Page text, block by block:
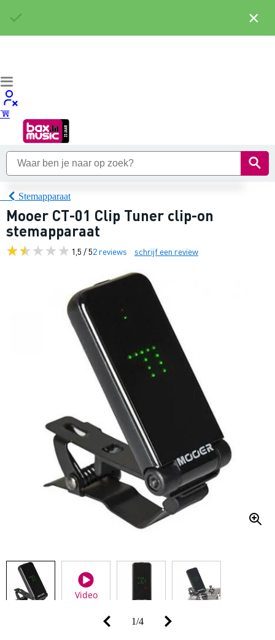
Stemapparaat
Mooer CT-01 Clip Tuner clip-on
stemapparaat
1,5 / 52 reviews schrijf een review
Video
1/4
×